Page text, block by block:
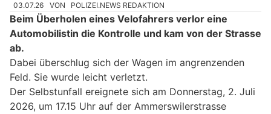
03.07.26 VON POLIZEI.NEWS REDAKTION
Beim Überholen eines Velofahrers verlor eine
Automobilistin die Kontrolle und kam von der Strasse
ab.
Dabei überschlug sich der Wagen im angrenzenden
Feld. Sie wurde leicht verletzt.
Der Selbstunfall ereignete sich am Donnerstag, 2. Juli
2026, um 17.15 Uhr auf der Ammerswilerstrasse